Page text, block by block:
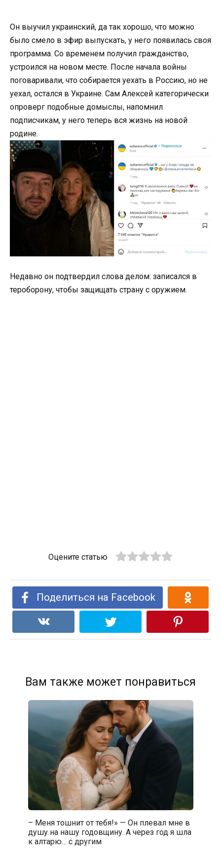
Он выучил украинский, да так хорошо, что можно
было смело в эфир выпускать, у него появилась своя
программа. Со временем получил гражданство,
устроился на новом месте. После начала войны
поговаривали, что собирается уехать в Россию, но не
уехал, остался в Украине. Сам Алексей категорически
опроверг подобные домыслы, напомнил
подписчикам, у него теперь вся жизнь на новой
родине.
Недавно он подтвердил слова делом: записался в
тероборону, чтобы защищать страну с оружием.
Оцените статью
Поделиться на Facebook
Вам также может понравиться
– Меня тошнит от тебя!» — Он плевал мне в
душу на нашу годовщину. А через год я шла
к алтарю… с другим